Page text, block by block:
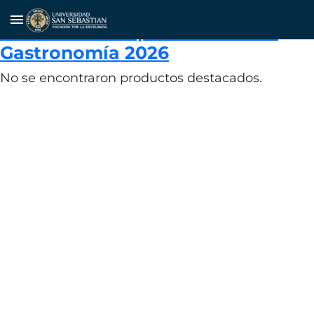
menu
Neuquén será sede del Encuentro
Bioceánico Hispano-Latino de
Gastronomía 2026
No se encontraron productos destacados.